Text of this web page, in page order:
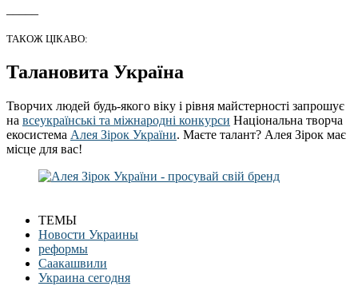
ТАКОЖ ЦІКАВО:
Талановита Україна
Творчих людей будь-якого віку і рівня майстерності запрошує
на всеукраїнські та міжнародні конкурси Національна творча
екосистема Алея Зірок України. Маєте талант? Алея Зірок має
місце для вас!
ТЕМЫ
Новости Украины
реформы
Саакашвили
Украина сегодня